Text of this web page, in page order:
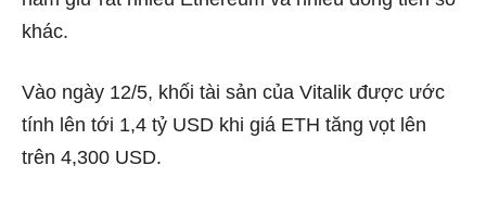
khác.
Vào ngày 12/5, khối tài sản của Vitalik được ước
tính lên tới 1,4 tỷ USD khi giá ETH tăng vọt lên
trên 4,300 USD.